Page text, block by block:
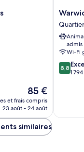
Le
nouveau
prix
de
85 €
et frais compris
23 août - 24 août
Warwick
Brussels
Grand-
Place
Quartier
du
Centre
admis
Wi-Fi
8.8
sur
8,8
1
similaires